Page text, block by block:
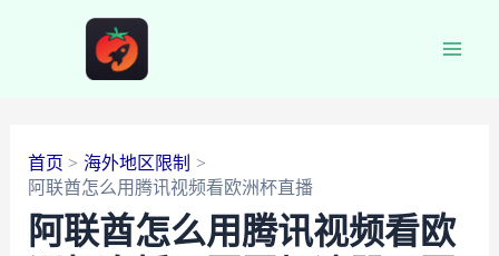
首页
海外地区限制
阿联酋怎么用腾讯视频看欧洲杯直播
阿联酋怎么用腾讯视频看欧